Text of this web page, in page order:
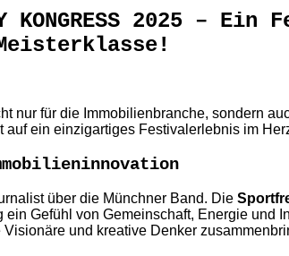
2025 – Ein
nur für die Immobilienbranche, sondern
ein einzigartiges Festivalerlebnis im
über die Münchner Band. Die
Gefühl von Gemeinschaft, Energie und
und kreative Denker